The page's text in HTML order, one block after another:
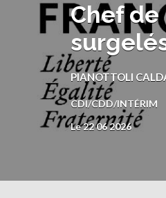
Chef
PIANOTTOLI
CDI/CDD/INTÉRIM
Le 22 06 2026